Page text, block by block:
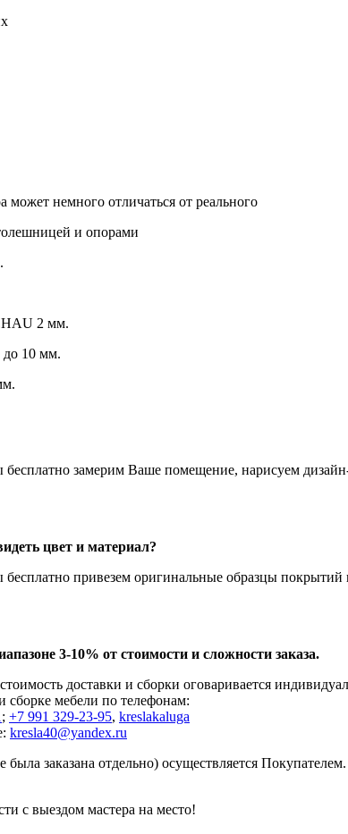
немного отличаться от реального
и опорами
2 мм.
до 10 мм.
бесплатно замерим Ваше помещение, нарисуем
цвет и материал?
бесплатно привезем оригинальные образцы
3-10% от стоимости и сложности заказа.
доставки и сборки оговаривается
сборке мебели по телефонам:
; +7 991 329-23-95, kreslakaluga
kresla40@yandex.ru
была заказана отдельно) осуществляется Покупателем.
с выездом мастера на место!